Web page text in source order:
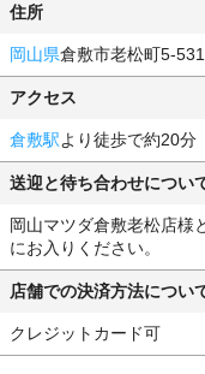
住所
岡山県倉敷市老松町5-531
アクセス
倉敷駅より徒歩で約20分
送迎と待ち合わせについ
岡山マツダ倉敷老松店様
にお入りください。
店舗での決済方法につい
クレジットカード可